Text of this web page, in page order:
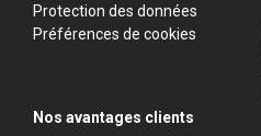
Protection des données
Préférences de cookies
Nos avantages clients